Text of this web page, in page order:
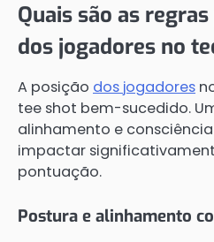
Quais são as
dos jogadores no
A posição dos jogadores
tee shot bem-sucedido.
alinhamento e
impactar
pontuação.
Postura e alinhamento